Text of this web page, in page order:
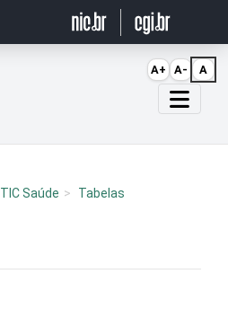
TIC Saúde
Tabelas
A+ A- A